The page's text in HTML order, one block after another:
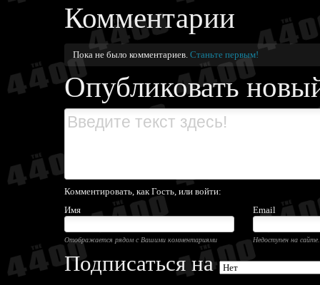
Комментарии
Пока не было комментариев. Станьте первым!
Опубликовать
Комментировать, как Гость, или войти:
Имя
Email
Отображается рядом с Вашими комментариями Недоступен на сайте.
Подписаться на